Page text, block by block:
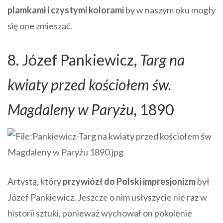
plamkami i czystymi koloramiby w naszym oku mogły
się one zmieszać.
8. Józef Pankiewicz, Targ na
kwiaty przed kościołem św.
Magdaleny w Paryżu, 1890
Artystą, któryprzywiózł do Polski impresjonizmbył
Józef Pankiewicz. Jeszcze o nim usłyszycie nie raz w
historii sztuki, ponieważ wychował on pokolenie